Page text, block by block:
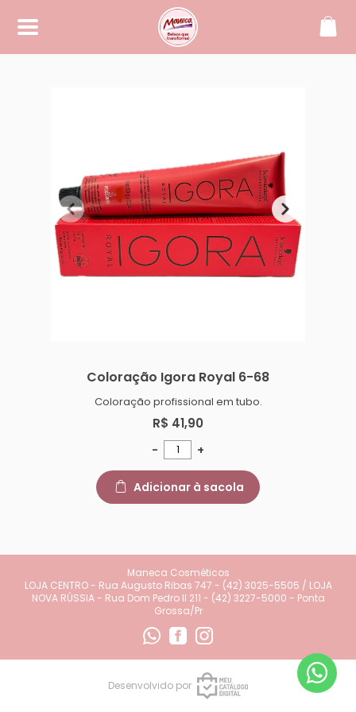
manecacosmeticos@yahoo.
com.br
REDES SOCIAIS
Coloração Igora Royal 6-68
Coloração profissional em tubo.
R$ 41,90
- +
Adicionar à sacola
Maneca Cosméticos
LOJA CENTRO - Rua Augusto Ribas 747 - (42) 3025-5505 / LOJA
NOVA RÚSSIA - Rua Dom Pedro II 211 - (42) 3227-5000 - Ponta
Grossa/Pr
Desenvolvido por